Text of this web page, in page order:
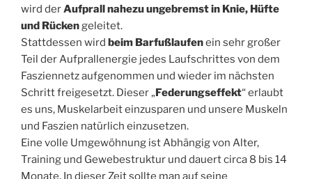
wird derAufprall nahezu ungebremst in Knie, Hüfte
und Rückengeleitet.
Stattdessen wird beim Barfußlaufenein sehr großer
Teil der Aufprallenergie jedes Laufschrittes von dem
Fasziennetz aufgenommen und wieder im nächsten
Schritt freigesetzt. Dieser „Federungseffekt“ erlaubt
es uns, Muskelarbeit einzusparen und unsere Muskeln
und Faszien natürlich einzusetzen.
Eine volle Umgewöhnung ist Abhängig von Alter,
Training und Gewebestruktur und dauert circa 8 bis 14
Monate. In dieser Zeit sollte man auf seine